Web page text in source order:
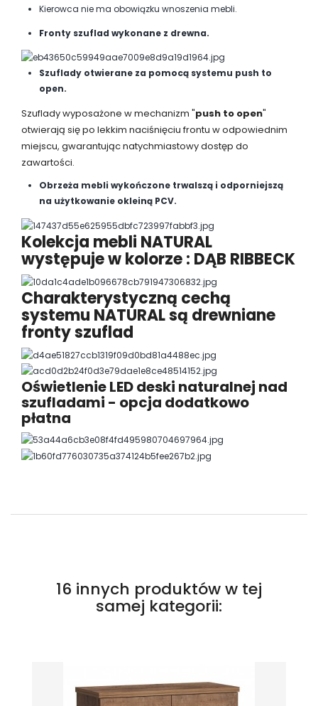
Kierowca nie ma obowiązku wnoszenia mebli.
Fronty szuflad wykonane z drewna.
Szuflady otwierane za pomocą systemu push to
open.
Szuflady wyposażone w mechanizm "push to open"
otwierają się po lekkim naciśnięciu frontu w odpowiednim
miejscu, gwarantując natychmiastowy dostęp do
zawartości.
Obrzeża mebli wykończone trwalszą i odporniejszą
na użytkowanie okleiną PCV.
Kolekcja mebli NATURAL
występuje w kolorze : DĄB RIBBECK
Charakterystyczną cechą
systemu NATURAL są drewniane
fronty szuflad
Oświetlenie LED deski naturalnej nad
szufladami - opcja dodatkowo
płatna
16 innych produktów w tej
samej kategorii: